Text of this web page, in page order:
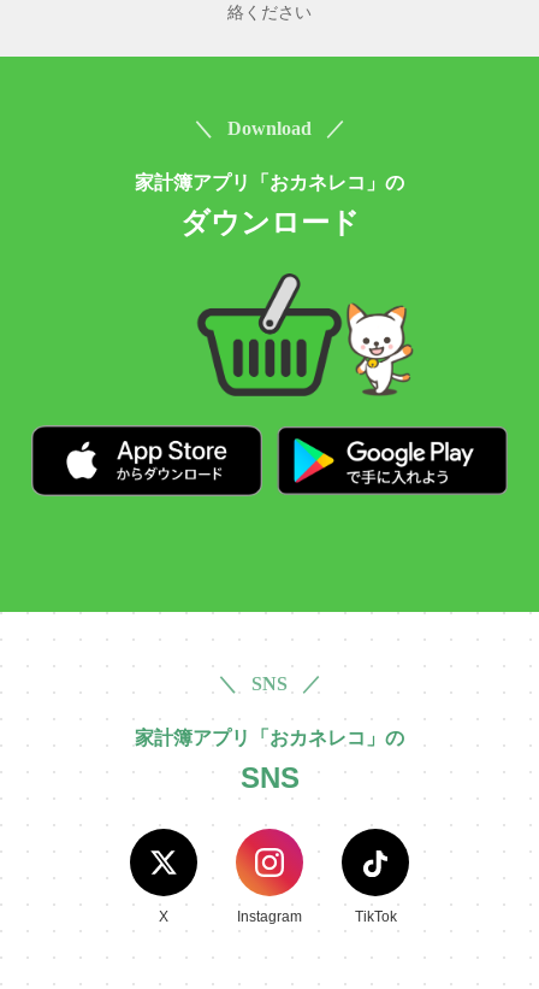
絡ください
＼ Download ／
家計簿アプリ「おカネレコ」の
ダウンロード
＼ SNS ／
家計簿アプリ「おカネレコ」の
SNS
X Instagram TikTok